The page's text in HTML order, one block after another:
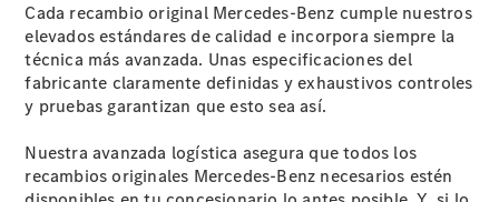
Cita de
taller
Servicios
Mercedes
Me
mantenimiento
Recambios,
Cada recambio original Mercedes-Benz cumple nuestros
elevados estándares de calidad e incorpora siempre la
técnica más avanzada. Unas especificaciones del
fabricante claramente definidas y exhaustivos controles
y pruebas garantizan que esto sea así.
Nuestra avanzada logística asegura que todos los
recambios originales Mercedes-Benz necesarios estén